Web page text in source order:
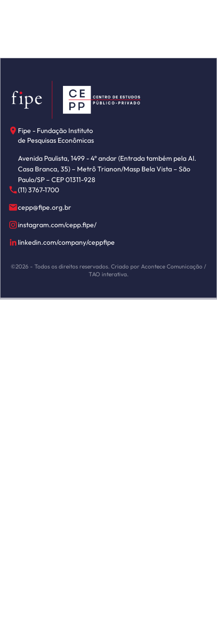
Fipe - Fundação Instituto
de Pesquisas Econômicas
Avenida Paulista, 1499 - 4º andar (Entrada também pela Al.
Casa Branca, 35) – Metrô Trianon/Masp Bela Vista – São
Paulo/SP – CEP 01311-928
(11) 3767-1700
cepp@fipe.org.br
instagram.com/cepp.fipe/
linkedin.com/company/ceppfipe
©2026 - Todos os direitos reservados. Criado por Acontece Comunicação /
TAO interativa.